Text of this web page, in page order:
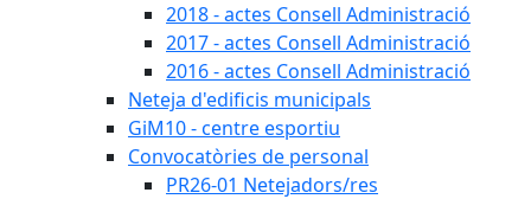
2018 - actes Consell Administració
2017 - actes Consell Administració
2016 - actes Consell Administració
Neteja d'edificis municipals
GiM10 - centre esportiu
Convocatòries de personal
PR26-01 Netejadors/res